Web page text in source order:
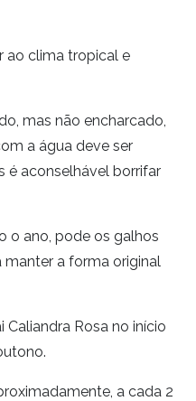
ao clima tropical e
mas não encharcado,
a água deve ser
é aconselhável borrifar
o ano, pode os galhos
a forma original
Rosa no início
a cada 2